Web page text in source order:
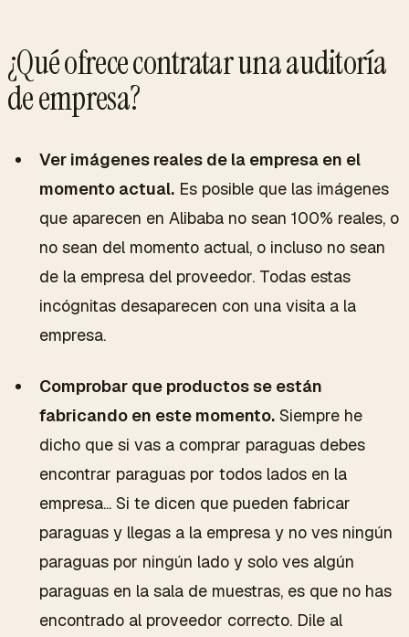
¿Qué ofrece contratar una auditoría
de empresa?
Ver imágenes reales de la empresa en el
momento actual.Es posible que las imágenes
que aparecen en Alibaba no sean 100% reales, o
no sean del momento actual, o incluso no sean
de la empresa del proveedor. Todas estas
incógnitas desaparecen con una visita a la
empresa.
Comprobar que productos se están
fabricando en este momento.Siempre he
dicho que si vas a comprar paraguas debes
encontrar paraguas por todos lados en la
empresa... Si te dicen que pueden fabricar
paraguas y llegas a la empresa y no ves ningún
paraguas por ningún lado y solo ves algún
paraguas en la sala de muestras, es que no has
encontrado al proveedor correcto. Dile al